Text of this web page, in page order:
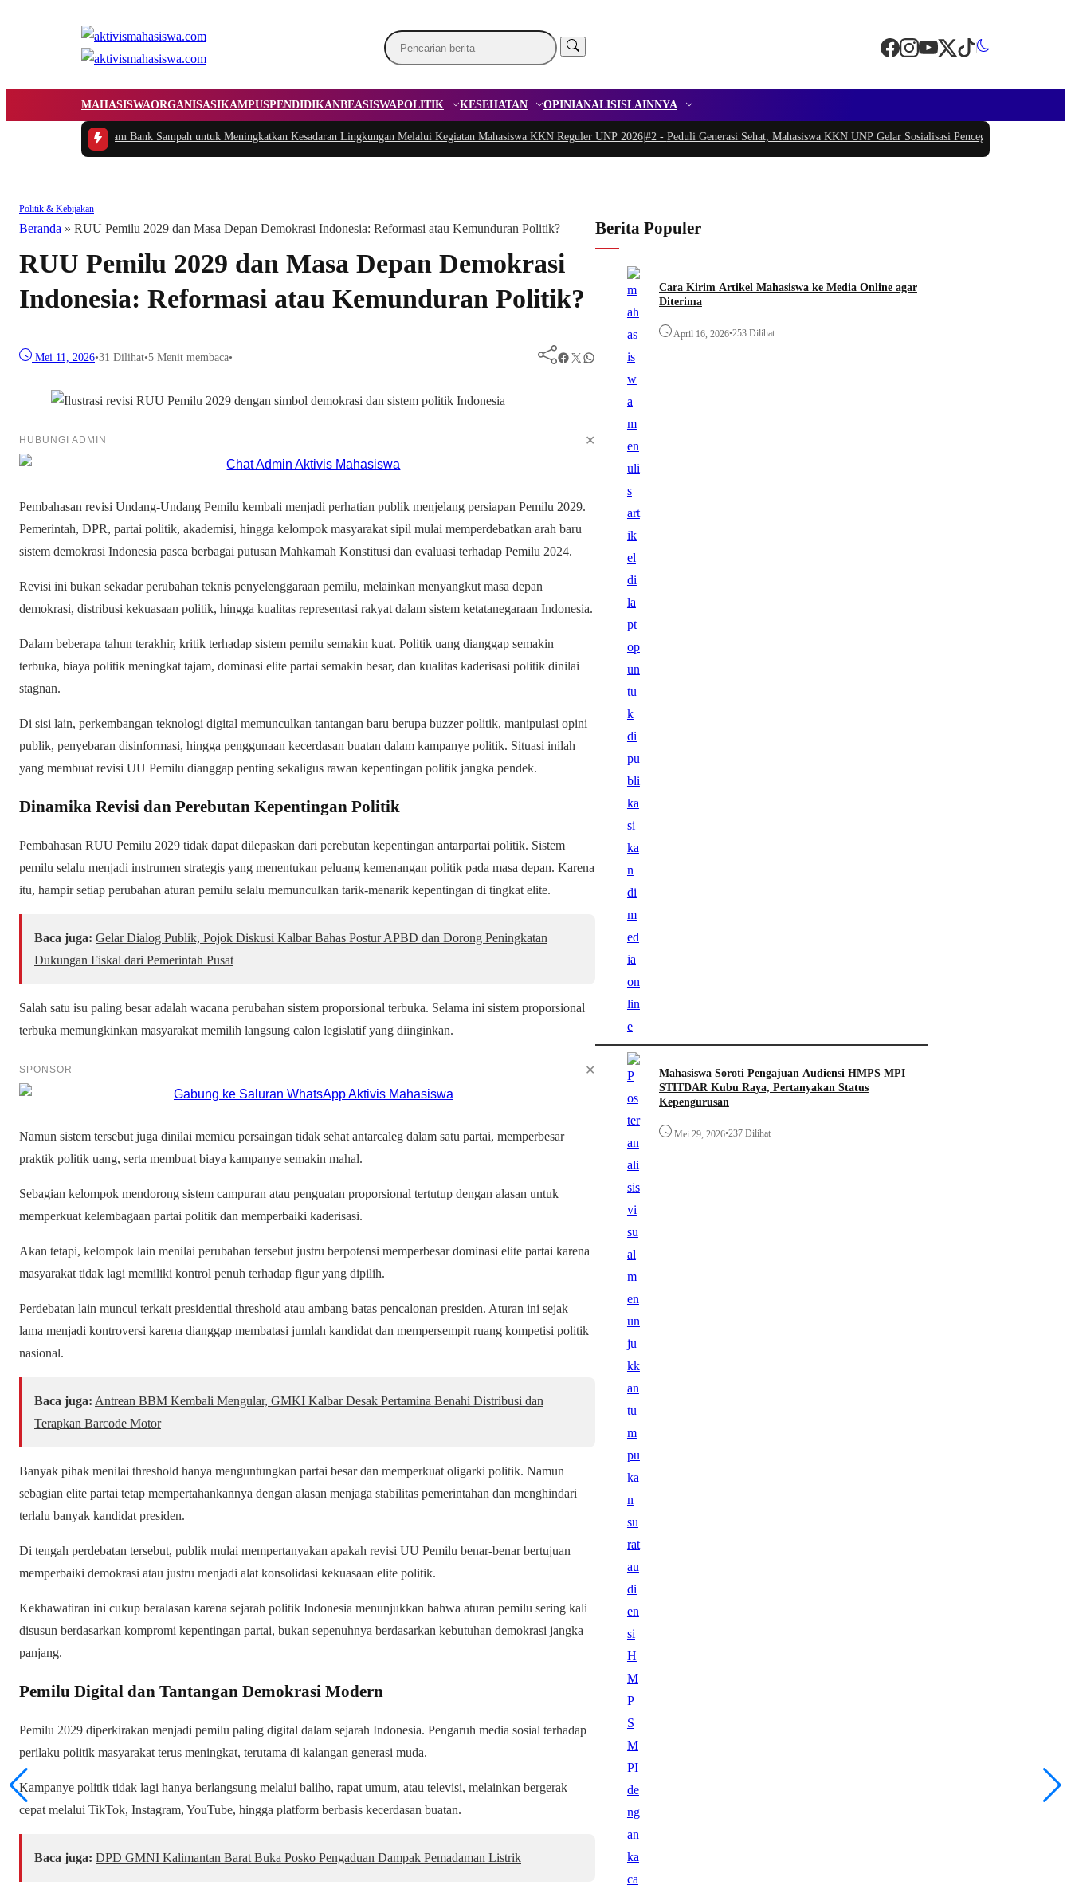
MAHASISWAORGANISASIKAMPUSPENDIDIKANBEASISWAPOLITIK KESEHATAN OPINIANALISISLAINNYA
Program Bank Sampah untuk Meningkatkan Kesadaran Lingkungan Melalui Kegiatan Mahasiswa KKN Reguler UNP 2026|#2 -Peduli Generasi Sehat, Mahasiswa KKN UNP Gelar Sosialisasi Pencegahan Stunting di
Politik & Kebijakan
Beranda » RUU Pemilu 2029 dan Masa Depan Demokrasi Indonesia: Reformasi atau Kemunduran Politik?
RUU Pemilu 2029 dan Masa Depan Demokrasi
Indonesia: Reformasi atau Kemunduran Politik?
Mei 11, 2026•31 Dilihat•5 Menit membaca• Facebook Twitter WhatsApp
HUBUNGI ADMIN ✕
Pembahasan revisi Undang-Undang Pemilu kembali menjadi perhatian publik menjelang persiapan Pemilu 2029.
Pemerintah, DPR, partai politik, akademisi, hingga kelompok masyarakat sipil mulai memperdebatkan arah baru
sistem demokrasi Indonesia pasca berbagai putusan Mahkamah Konstitusi dan evaluasi terhadap Pemilu 2024.
Revisi ini bukan sekadar perubahan teknis penyelenggaraan pemilu, melainkan menyangkut masa depan
demokrasi, distribusi kekuasaan politik, hingga kualitas representasi rakyat dalam sistem ketatanegaraan Indonesia.
Dalam beberapa tahun terakhir, kritik terhadap sistem pemilu semakin kuat. Politik uang dianggap semakin
terbuka, biaya politik meningkat tajam, dominasi elite partai semakin besar, dan kualitas kaderisasi politik dinilai
stagnan.
Di sisi lain, perkembangan teknologi digital memunculkan tantangan baru berupa buzzer politik, manipulasi opini
publik, penyebaran disinformasi, hingga penggunaan kecerdasan buatan dalam kampanye politik. Situasi inilah
yang membuat revisi UU Pemilu dianggap penting sekaligus rawan kepentingan politik jangka pendek.
Dinamika Revisi dan Perebutan Kepentingan Politik
Pembahasan RUU Pemilu 2029 tidak dapat dilepaskan dari perebutan kepentingan antarpartai politik. Sistem
pemilu selalu menjadi instrumen strategis yang menentukan peluang kemenangan politik pada masa depan. Karena
itu, hampir setiap perubahan aturan pemilu selalu memunculkan tarik-menarik kepentingan di tingkat elite.
Baca juga: Gelar Dialog Publik, Pojok Diskusi Kalbar Bahas Postur APBD dan Dorong Peningkatan
Dukungan Fiskal dari Pemerintah Pusat
Salah satu isu paling besar adalah wacana perubahan sistem proporsional terbuka. Selama ini sistem proporsional
terbuka memungkinkan masyarakat memilih langsung calon legislatif yang diinginkan.
SPONSOR ✕
Namun sistem tersebut juga dinilai memicu persaingan tidak sehat antarcaleg dalam satu partai, memperbesar
praktik politik uang, serta membuat biaya kampanye semakin mahal.
Sebagian kelompok mendorong sistem campuran atau penguatan proporsional tertutup dengan alasan untuk
memperkuat kelembagaan partai politik dan memperbaiki kaderisasi.
Akan tetapi, kelompok lain menilai perubahan tersebut justru berpotensi memperbesar dominasi elite partai karena
masyarakat tidak lagi memiliki kontrol penuh terhadap figur yang dipilih.
Perdebatan lain muncul terkait presidential threshold atau ambang batas pencalonan presiden. Aturan ini sejak
lama menjadi kontroversi karena dianggap membatasi jumlah kandidat dan mempersempit ruang kompetisi politik
nasional.
Baca juga: Antrean BBM Kembali Mengular, GMKI Kalbar Desak Pertamina Benahi Distribusi dan
Terapkan Barcode Motor
Banyak pihak menilai threshold hanya menguntungkan partai besar dan memperkuat oligarki politik. Namun
sebagian elite partai tetap mempertahankannya dengan alasan menjaga stabilitas pemerintahan dan menghindari
terlalu banyak kandidat presiden.
Di tengah perdebatan tersebut, publik mulai mempertanyakan apakah revisi UU Pemilu benar-benar bertujuan
memperbaiki demokrasi atau justru menjadi alat konsolidasi kekuasaan elite politik.
Kekhawatiran ini cukup beralasan karena sejarah politik Indonesia menunjukkan bahwa aturan pemilu sering kali
disusun berdasarkan kompromi kepentingan partai, bukan sepenuhnya berdasarkan kebutuhan demokrasi jangka
panjang.
Pemilu Digital dan Tantangan Demokrasi Modern
Pemilu 2029 diperkirakan menjadi pemilu paling digital dalam sejarah Indonesia. Pengaruh media sosial terhadap
perilaku politik masyarakat terus meningkat, terutama di kalangan generasi muda.
Kampanye politik tidak lagi hanya berlangsung melalui baliho, rapat umum, atau televisi, melainkan bergerak
cepat melalui TikTok, Instagram, YouTube, hingga platform berbasis kecerdasan buatan.
Baca juga: DPD GMNI Kalimantan Barat Buka Posko Pengaduan Dampak Pemadaman Listrik
Berita Populer
Cara Kirim Artikel Mahasiswa ke Media Online agar
Diterima
April 16, 2026•253 Dilihat
Mahasiswa Soroti Pengajuan Audiensi HMPS MPI
STITDAR Kubu Raya, Pertanyakan Status
Kepengurusan
Mei 29, 2026•237 Dilihat